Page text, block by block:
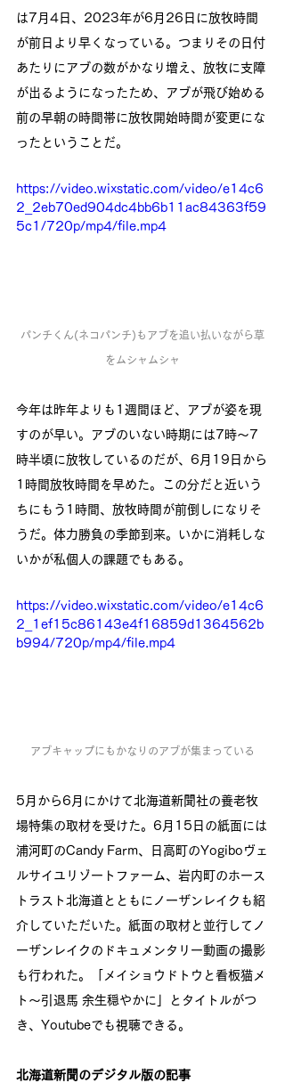
は7月4日、2023年が6月26日に放牧時間
が前日より早くなっている。つまりその日付
あたりにアブの数がかなり増え、放牧に支障
が出るようになったため、アブが飛び始める
前の早朝の時間帯に放牧開始時間が変更にな
ったということだ。
https://video.wixstatic.com/video/e14c6
2_2eb70ed904dc4bb6b11ac84363f59
5c1/720p/mp4/file.mp4
パンチくん(ネコパンチ)もアブを追い払いながら草
をムシャムシャ
今年は昨年よりも1週間ほど、アブが姿を現
すのが早い。アブのいない時期には7時〜7
時半頃に放牧しているのだが、6月19日から
1時間放牧時間を早めた。この分だと近いう
ちにもう1時間、放牧時間が前倒しになりそ
うだ。体力勝負の季節到来。いかに消耗しな
いかが私個人の課題でもある。
https://video.wixstatic.com/video/e14c6
2_1ef15c86143e4f16859d1364562b
b994/720p/mp4/file.mp4
アブキャップにもかなりのアブが集まっている
5月から6月にかけて北海道新聞社の養老牧
場特集の取材を受けた。6月15日の紙面には
浦河町のCandy Farm、日高町のYogiboヴェ
ルサイユリゾートファーム、岩内町のホース
トラスト北海道とともにノーザンレイクも紹
介していただいた。紙面の取材と並行してノ
ーザンレイクのドキュメンタリー動画の撮影
も行われた。「メイショウドトウと看板猫メ
ト〜引退馬 余生穏やかに」とタイトルがつ
き、Youtubeでも視聴できる。
北海道新聞のデジタル版の記事